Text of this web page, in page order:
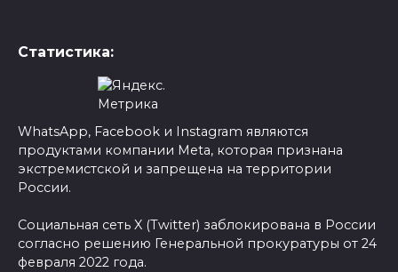
Статистика:
WhatsApp, Facebook и Instagram являются
продуктами компании Meta, которая признана
экстремистской и запрещена на территории
России.
Социальная сеть X (Twitter) заблокирована в России
согласно решению Генеральной прокуратуры от 24
февраля 2022 года.